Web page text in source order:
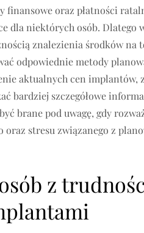
oraz płatności
dla niektórych osób. Dlatego
znalezienia środków na
odpowiednie metody
aktualnych cen implantów,
bardziej szczegółowe
brane pod uwagę, gdy
stresu związanego z
z